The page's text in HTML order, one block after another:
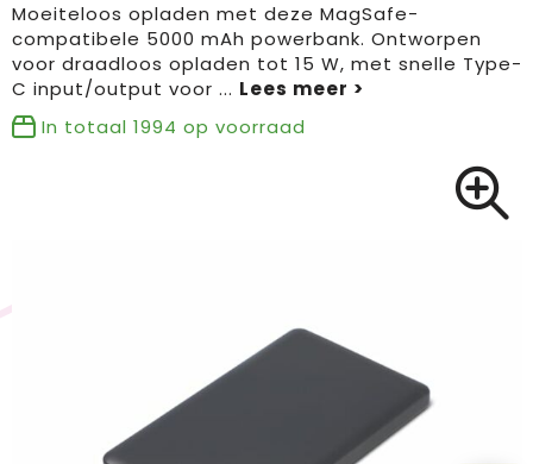
Tassen
Bloemen, planten en bomen
Pasen
Clique
Printer
Projob
Moeiteloos opladen met deze MagSafe-
compatibele 5000 mAh powerbank. Ontworpen
voor draadloos opladen tot 15 W, met snelle Type-
C input/output voor ...
In totaal 1994 op voorraad